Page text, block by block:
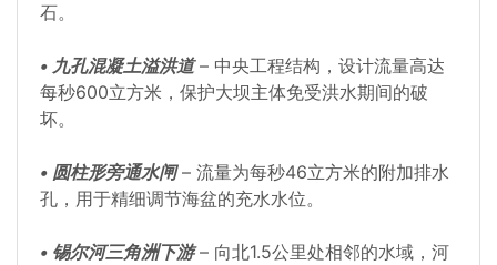
石。
• 九孔混凝土溢洪道– 中央工程结构，设计流量高达
每秒600立方米，保护大坝主体免受洪水期间的破
坏。
• 圆柱形旁通水闸– 流量为每秒46立方米的附加排水
孔，用于精细调节海盆的充水水位。
• 锡尔河三角洲下游– 向北1.5公里处相邻的水域，河